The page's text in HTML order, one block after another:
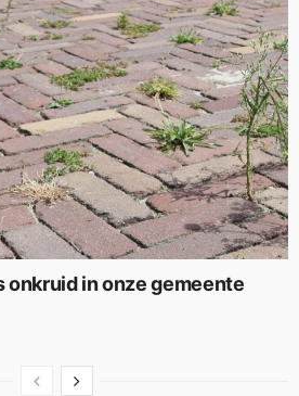
onkruid in onze gemeente